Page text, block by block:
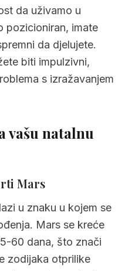
da uživamo u
pozicioniran, imate
da djelujete.
biti impulzivni,
s izražavanjem
vašu natalnu
Mars
u znaku u kojem se
Mars se kreće
60 dana, što znači
zodijaka otprilike